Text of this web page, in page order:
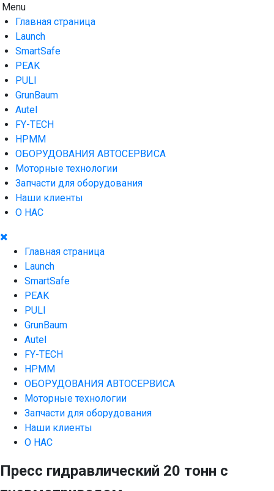
Skip
to
content
AUTO HOUSE
Технологии автосервиса — официальный дистрибьютор
Launch в Армении,Launch Armenia
Menu
Главная страница
Launch
SmartSafe
PEAK
PULI
GrunBaum
Autel
FY-TECH
HPMM
ОБОРУДОВАНИЯ АВТОСЕРВИСА
Моторные технологии
Запчасти для оборудования
Наши клиенты
О НАС
Главная страница
Launch
SmartSafe
PEAK
PULI
GrunBaum
Autel
FY-TECH
HPMM
ОБОРУДОВАНИЯ АВТОСЕРВИСА
Моторные технологии
Запчасти для оборудования
Наши клиенты
О НАС
Пресс гидравлический 20 тонн с